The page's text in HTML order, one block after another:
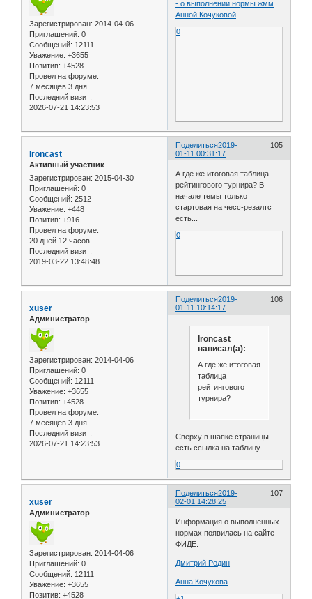
Зарегистрирован: 2014-04-06
Приглашений: 0
Сообщений: 12111
Уважение: +3655
Позитив: +4528
Провел на форуме:
7 месяцев 3 дня
Последний визит:
2026-07-21 14:23:53
- о выполнении нормы жмм
Анной Кочуковой
0
Поделиться 105
2019-
01-11 00:31:17
Ironcast
Активный участник
Зарегистрирован: 2015-04-30
Приглашений: 0
Сообщений: 2512
Уважение: +448
Позитив: +916
Провел на форуме:
20 дней 12 часов
Последний визит:
2019-03-22 13:48:48
А где же итоговая таблица
рейтингового турнира? В
начале темы только
стартовая на чесс-резалтс
есть...
0
Поделиться 106
2019-
01-11 10:14:17
xuser
Администратор
Зарегистрирован: 2014-04-06
Приглашений: 0
Сообщений: 12111
Уважение: +3655
Позитив: +4528
Провел на форуме:
7 месяцев 3 дня
Последний визит:
2026-07-21 14:23:53
Ironcast
написал(а):
А где же итоговая
таблица
рейтингового
турнира?
Сверху в шапке страницы
есть ссылка на таблицу
0
Поделиться 107
2019-
02-01 14:28:25
xuser
Администратор
Зарегистрирован: 2014-04-06
Приглашений: 0
Сообщений: 12111
Уважение: +3655
Позитив: +4528
Информация о выполненных
нормах появилась на сайте
ФИДЕ:
Дмитрий Родин
Анна Кочукова